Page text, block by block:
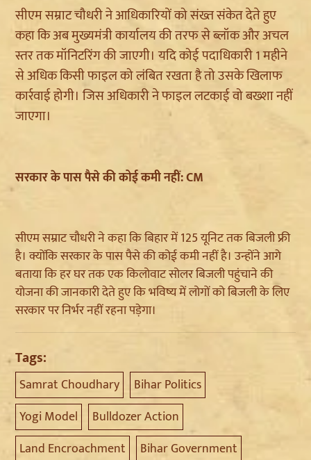
सीएम सम्राट चौधरी ने आधिकारियों को संख्त संकेत देते हुए
कहा कि अब मुख्यमंत्री कार्यालय की तरफ से ब्लॉक और अचल
स्तर तक मॉनिटरिंग की जाएगी। यदि कोई पदाधिकारी 1 महीने
से अधिक किसी फाइल को लंबित रखता है तो उसके खिलाफ
कार्रवाई होगी। जिस अधिकारी ने फाइल लटकाई वो बख्शा नहीं
जाएगा।
सरकार के पास पैसे की कोई कमी नहीं: CM
सीएम सम्राट चौधरी ने कहा कि बिहार में 125 यूनिट तक बिजली फ्री
है। क्योंकि सरकार के पास पैसे की कोई कमी नहीं है। उन्होंने आगे
बताया कि हर घर तक एक किलोवाट सोलर बिजली पहुंचाने की
योजना की जानकारी देते हुए कि भविष्य में लोगों को बिजली के लिए
सरकार पर निर्भर नहीं रहना पड़ेगा।
Tags:
Samrat Choudhary
Bihar Politics
Yogi Model
Bulldozer Action
Land Encroachment
Bihar Government